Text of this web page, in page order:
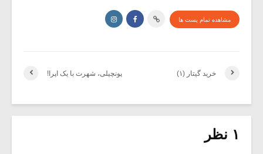
مشاهده تمام پست ها
پونچیلی، شهرت با یک اپرا! خرید گیتار (۱)
۱ نظر